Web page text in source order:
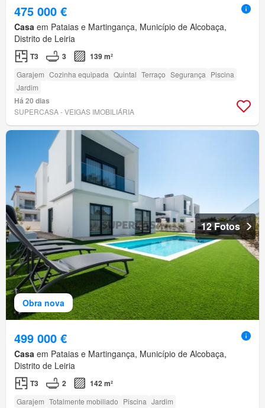
475 000 €
Casa em Pataias e Martingança, Município de Alcobaça,
Distrito de Leiria
T3 3 139 m²
Garajem Cozinha equipada Quintal Terraço Segurança Piscina
Jardim
Há 20 dias
SUPERCASA - VEIGAS IMOBILIÁRIA
Obra nova
12 Fotos
499 000 €
Casa em Pataias e Martingança, Município de Alcobaça,
Distrito de Leiria
T3 2 142 m²
Garajem Totalmente mobiliado Piscina Jardim